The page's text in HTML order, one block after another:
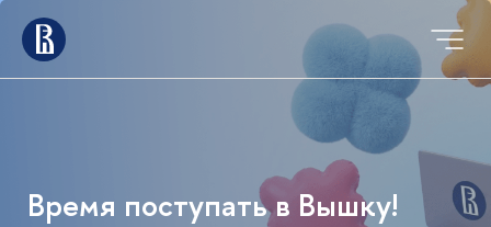
Время поступать в Вышку!